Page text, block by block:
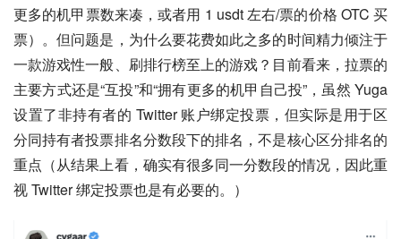
更多的机甲票数来凑，或者用 1 usdt 左右/票的价格 OTC 买
票）。但问题是，为什么要花费如此之多的时间精力倾注于
一款游戏性一般、刷排行榜至上的游戏？目前看来，拉票的
主要方式还是“互投”和“拥有更多的机甲自己投”，虽然 Yuga
设置了非持有者的 Twitter 账户绑定投票，但实际是用于区
分同持有者投票排名分数段下的排名，不是核心区分排名的
重点（从结果上看，确实有很多同一分数段的情况，因此重
视 Twitter 绑定投票也是有必要的。）